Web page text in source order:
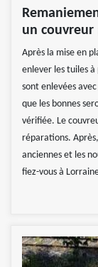
un couvreur
Après la mise en
enlever les tuiles à
sont enlevées
que les bonnes
vérifiée. Le
réparations.
anciennes et les
fiez-vous à